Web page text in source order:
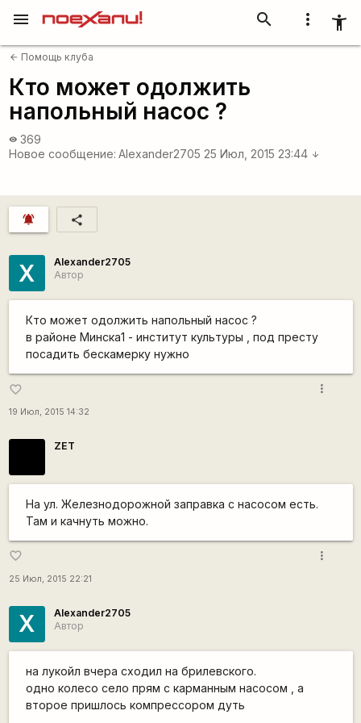
more_vert accessibility_new
search
menu
arrow_back Помощь клуба
Кто может одолжить
напольный насос ?
visibility 369
Новое сообщение: Alexander2705 25 Июл, 2015 23:44 arrow_downward
notifications_active share
X
Alexander2705
Автор
Кто может одолжить напольный насос ?
в районе Минска1 - институт культуры , под престу
посадить бескамерку нужно
favorite_border
19 Июл, 2015 14:32
more_vert
ZET
На ул. Железнодорожной заправка с насосом есть.
Там и качнуть можно.
favorite_border
25 Июл, 2015 22:21
more_vert
X
Alexander2705
Автор
на лукойл вчера сходил на брилевского.
одно колесо село прям с карманным насосом , а
второе пришлось компрессором дуть